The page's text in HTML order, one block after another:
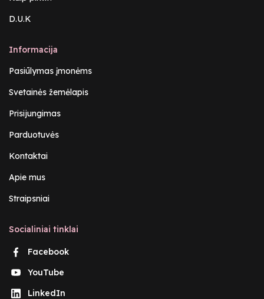
D.U.K
Informacija
Pasiūlymas įmonėms
Svetainės žemėlapis
Prisijungimas
Parduotuvės
Kontaktai
Apie mus
Straipsniai
Socialiniai tinklai
Facebook
YouTube
LinkedIn